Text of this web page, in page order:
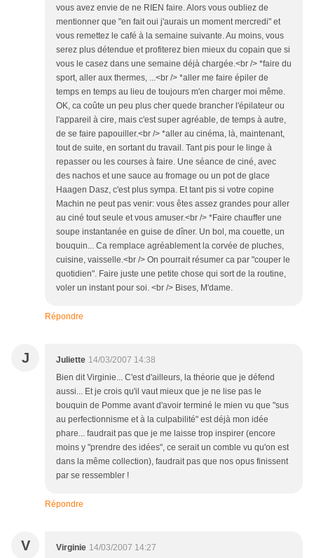
vous avez envie de ne RIEN faire. Alors vous oubliez de
mentionner que "en fait oui j'aurais un moment mercredi" et
vous remettez le café à la semaine suivante. Au moins, vous
serez plus détendue et profiterez bien mieux du copain que si
vous le casez dans une semaine déjà chargée.<br /> *faire du
sport, aller aux thermes, ...<br /> *aller me faire épiler de
temps en temps au lieu de toujours m'en charger moi même.
OK, ca coûte un peu plus cher quede brancher l'épilateur ou
l'appareil à cire, mais c'est super agréable, de temps à autre,
de se faire papouiller.<br /> *aller au cinéma, là, maintenant,
tout de suite, en sortant du travail. Tant pis pour le linge à
repasser ou les courses à faire. Une séance de ciné, avec
des nachos et une sauce au fromage ou un pot de glace
Haagen Dasz, c'est plus sympa. Et tant pis si votre copine
Machin ne peut pas venir: vous êtes assez grandes pour aller
au ciné tout seule et vous amuser.<br /> *Faire chauffer une
soupe instantanée en guise de dîner. Un bol, ma couette, un
bouquin... Ca remplace agréablement la corvée de pluches,
cuisine, vaisselle.<br /> On pourrait résumer ca par "couper le
quotidien". Faire juste une petite chose qui sort de la routine,
voler un instant pour soi. <br /> Bises, M'dame.
Répondre
J Juliette 14/03/2007 14:38
Bien dit Virginie... C'est d'ailleurs, la théorie que je défend
aussi... Et je crois qu'il vaut mieux que je ne lise pas le
bouquin de Pomme avant d'avoir terminé le mien vu que "sus
au perfectionnisme et à la culpabilité" est déjà mon idée
phare... faudrait pas que je me laisse trop inspirer (encore
moins y "prendre des idées", ce serait un comble vu qu'on est
dans la même collection), faudrait pas que nos opus finissent
par se ressembler !
Répondre
V Virginie 14/03/2007 14:27